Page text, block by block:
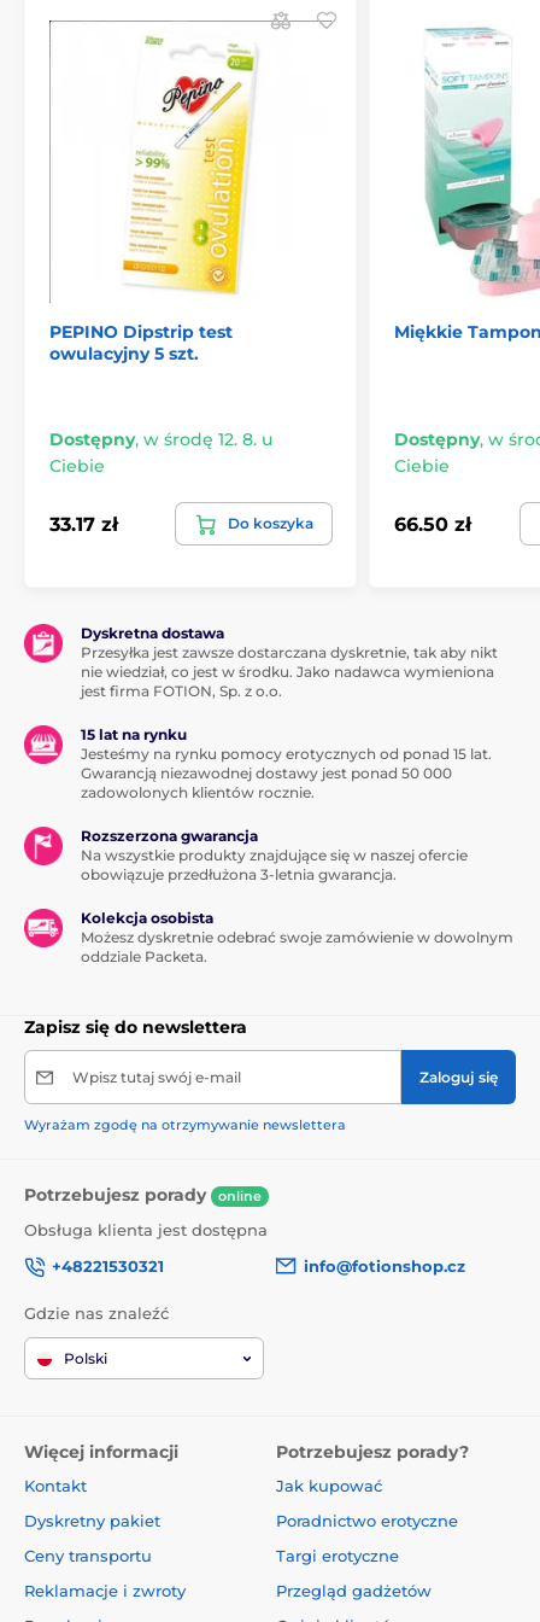
Oryginalne tampony mogą być wysyłane bez pudełka
Produkt znajduje się w kategoriach
Higiena intymna dla kobiet
Pomoce menstruacyjne
Seks w czasie miesiączki
PEPINO Dipstrip test
owulacyjny 5 szt.
Dostępny, w środę 12. 8. u
Ciebie
33.17 zł Do koszyka
Miękkie
Dostępny, w
Ciebie
66.50 zł
Dyskretna dostawa
Przesyłka jest zawsze dostarczana dyskretnie, tak aby nikt
nie wiedział, co jest w środku. Jako nadawca wymieniona
jest firma FOTION, Sp. z o.o.
15 lat na rynku
Jesteśmy na rynku pomocy erotycznych od ponad 15 lat.
Gwarancją niezawodnej dostawy jest ponad 50 000
zadowolonych klientów rocznie.
Rozszerzona gwarancja
Na wszystkie produkty znajdujące się w naszej ofercie
obowiązuje przedłużona 3-letnia gwarancja.
Kolekcja osobista
Możesz dyskretnie odebrać swoje zamówienie w dowolnym
oddziale Packeta.
Zapisz się do newslettera
Wpisz tutaj swój e-mail Zaloguj się
Wyrażam zgodę na otrzymywanie newslettera
Potrzebujesz porady online
Obsługa klienta jest dostępna
+48221530321
info@fotionshop.cz
Gdzie nas znaleźć
Polski
Więcej informacji
Kontakt
Dyskretny pakiet
Ceny transportu
Reklamacje i zwroty
Potrzebujesz porady?
Jak kupować
Poradnictwo erotyczne
Targi erotyczne
Przegląd gadżetów